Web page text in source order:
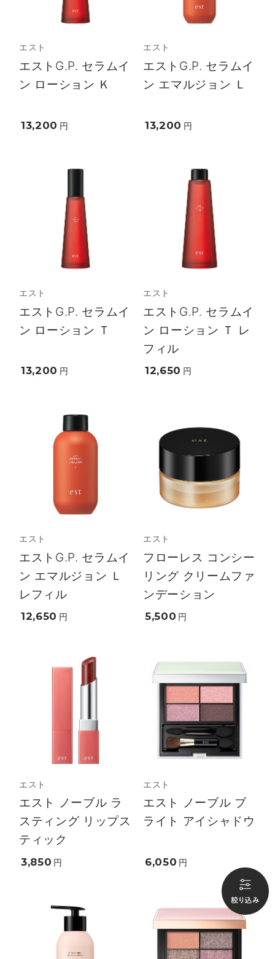
エスト
エストG.P. セラムイ
ン ローション Ｋ
13,200 円
エスト
エストG.P. セラムイ
ン エマルジョン Ｌ
13,200 円
エスト
エストG.P. セラムイ
ン ローション Ｔ
13,200 円
エスト
エストG.P. セラムイ
ン ローション Ｔ レ
フィル
12,650 円
エスト
エストG.P. セラムイ
ン エマルジョン Ｌ
レフィル
12,650 円
エスト
フローレス コンシー
リング クリームファ
ンデーション
5,500 円
エスト
エスト ノーブル ラ
スティング リップス
ティック
3,850 円
エスト
エスト ノーブル ブ
ライト アイシャドウ
6,050 円